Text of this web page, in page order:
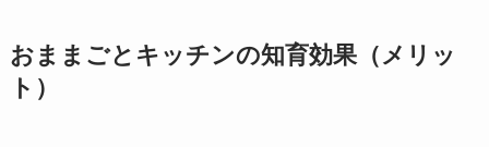
おままごとキッチンの知育効果（メリッ
ト）